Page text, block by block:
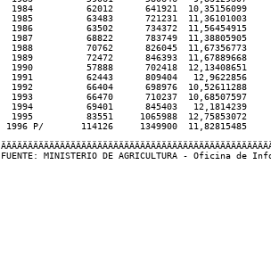
1984          62012      641921  10,35156099
1985          63483      721231  11,36101003
1986          63502      734372  11,56454915
1987          68822      783749  11,38805905
1988          70762      826045  11,67356773
1989          72472      846393  11,67889668
1990          57888      702418  12,13408651
1991          62443      809404   12,9622856
1992          66404      698976  10,52611288
1993          66470      710237  10,68507597
1994          69401      845403   12,1814239
1995          83551     1065988  12,75853072
1996 P/       114126     1349900  11,82815485